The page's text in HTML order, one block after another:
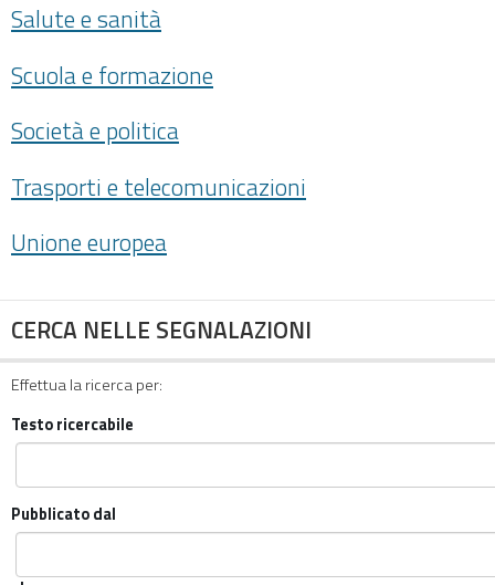
Salute e sanità
Scuola e formazione
Società e politica
Trasporti e telecomunicazioni
Unione europea
CERCA NELLE SEGNALAZIONI
Effettua la ricerca per:
Testo ricercabile
Pubblicato dal